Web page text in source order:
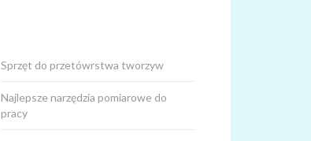
Sprzęt do przetówrstwa tworzyw
Najlepsze narzędzia pomiarowe do
pracy